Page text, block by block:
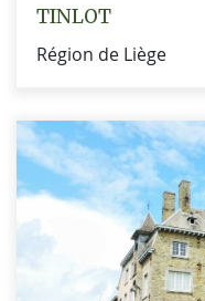
TINLOT
Région de Liège